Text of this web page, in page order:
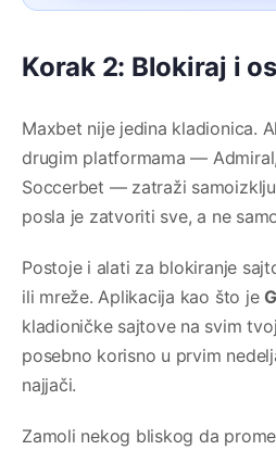
Korak 2: Blokiraj i
Maxbet nije jedina kladionica.
drugim platformama —
Soccerbet — zatraži
posla je zatvoriti sve, a ne
Postoje i alati za blokiranje
ili mreže. Aplikacija kao što je
kladioničke sajtove na svim
posebno korisno u prvim
najjači.
Zamoli nekog bliskog da